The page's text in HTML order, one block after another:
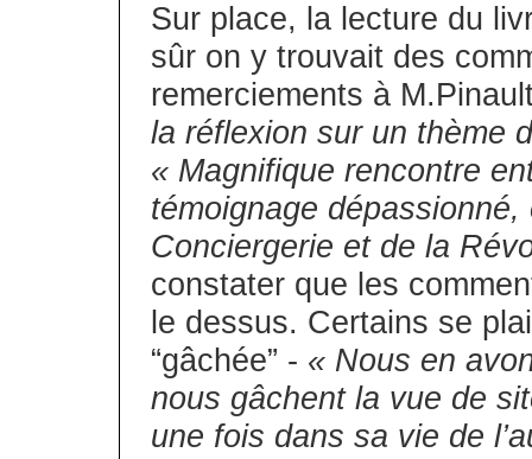
Sur place, la lecture du
sûr on y trouvait des
remerciements à
la réflexion sur un thème
« Magnifique rencontre
témoignage
Conciergerie et de la
constater que les
le dessus. Certains se
“gâchée” - « Nous en
nous gâchent la vue de
une fois dans sa vie de